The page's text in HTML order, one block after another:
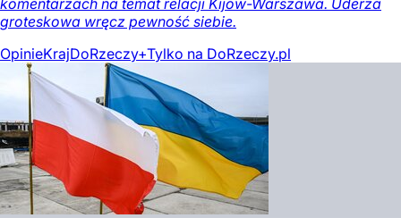
komentarzach na temat relacji Kijów-Warszawa. Uderza
groteskowa wręcz pewność siebie.
OpinieKrajDoRzeczy+Tylko na DoRzeczy.pl